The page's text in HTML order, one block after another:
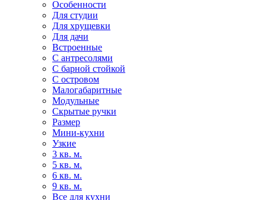
Особенности
Для студии
Для хрущевки
Для дачи
Встроенные
С антресолями
С барной стойкой
С островом
Малогабаритные
Модульные
Скрытые ручки
Размер
Мини-кухни
Узкие
3 кв. м.
5 кв. м.
6 кв. м.
9 кв. м.
Все для кухни